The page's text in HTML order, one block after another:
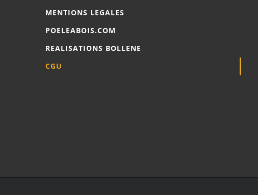
MENTIONS LEGALES
POELEABOIS.COM
REALISATIONS BOLLENE
CGU